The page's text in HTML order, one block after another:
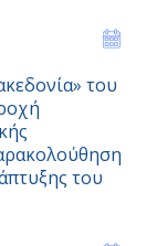
του
του